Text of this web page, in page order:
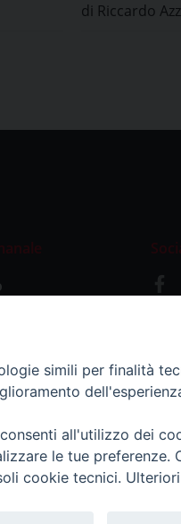
di Riccardo
simili per finalità
all'utilizzo dei
le tue
cookie tecnici.